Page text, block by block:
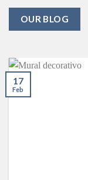
OUR BLOG
17
Feb